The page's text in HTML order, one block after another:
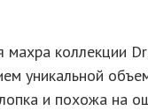
махра коллекции
уникальной
и похожа на